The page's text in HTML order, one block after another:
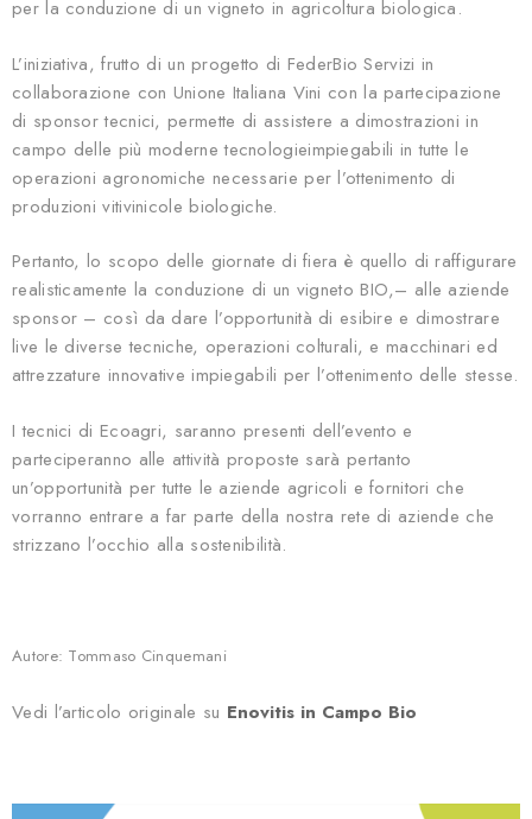
per la conduzione di un vigneto in agricoltura biologica.
L’iniziativa, frutto di un progetto di FederBio Servizi in
collaborazione con Unione Italiana Vini con la partecipazione
di sponsor tecnici, permette di assistere a dimostrazioni in
campo delle più moderne tecnologieimpiegabili in tutte le
operazioni agronomiche necessarie per l’ottenimento di
produzioni vitivinicole biologiche.
Pertanto, lo scopo delle giornate di fiera è quello di raffigurare
realisticamente la conduzione di un vigneto BIO,– alle aziende
sponsor – così da dare l’opportunità di esibire e dimostrare
live le diverse tecniche, operazioni colturali, e macchinari ed
attrezzature innovative impiegabili per l’ottenimento delle stesse.
I tecnici di Ecoagri, saranno presenti dell’evento e
parteciperanno alle attività proposte sarà pertanto
un’opportunità per tutte le aziende agricoli e fornitori che
vorranno entrare a far parte della nostra rete di aziende che
strizzano l’occhio alla sostenibilità.
Autore: Tommaso Cinquemani
Vedi l’articolo originale su Enovitis in Campo Bio